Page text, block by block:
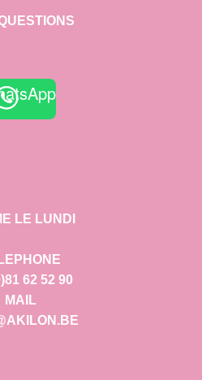
LE LUNDI
62 52 90
MAIL